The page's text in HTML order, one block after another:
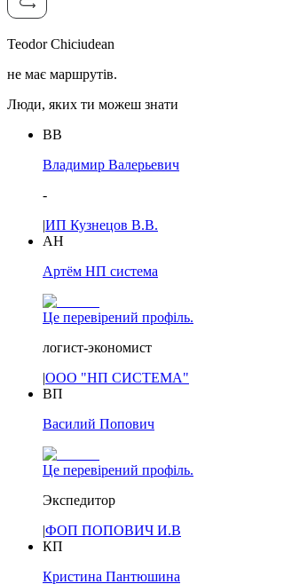
Teodor Chiciudean
не має маршрутів.
Люди, яких ти можеш знати
ВВ
Владимир Валерьевич
-
|ИП Кузнецов В.В.
АН
Артём НП система
Це перевірений профіль.
логист-экономист
|ООО "НП СИСТЕМА"
ВП
Василий Попович
Це перевірений профіль.
Экспедитор
|ФОП ПОПОВИЧ И.В
КП
Кристина Пантюшина